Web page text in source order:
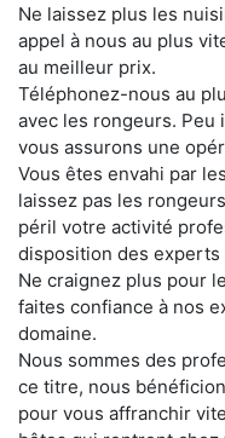
Ne laissez plus les
appel à nous au plus
au meilleur prix.
Téléphonez-nous au
avec les rongeurs. Peu
vous assurons une
Vous êtes envahi par
laissez pas les
péril votre activité
disposition des experts
Ne craignez plus pour
faites confiance à nos
domaine.
Nous sommes des
ce titre, nous
pour vous affranchir